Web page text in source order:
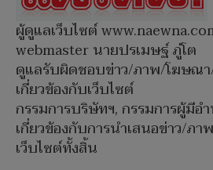
ผู้ดูแลเว็บไซต์
webmaster นายปรเมษฐ์ ภู่โต
ดูแลรับผิดชอบข่าว/ภาพ/โฆษณ
เกี่ยวข้องกับเว็บไซต์
กรรมการบริษัทฯ, กรรมการผู้มีอ
เกี่ยวข้องกับการนำเสนอข่าว/ภ
เว็บไซต์ทั้งสิ้น